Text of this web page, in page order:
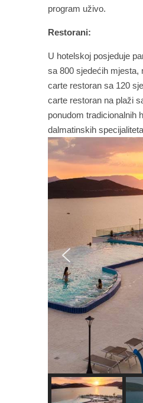
program uživo.
Restorani:
U hotelskoj posjeduje
sa 800 sjedećih mjesta,
carte restoran sa 120
carte restoran na plaži
ponudom tradicionalnih
dalmatinskih